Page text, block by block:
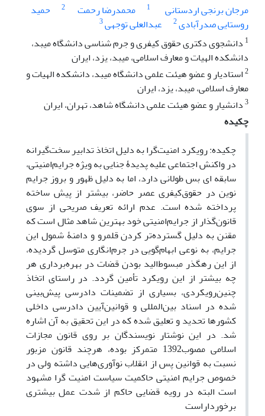
مرجان برنجی اردستانی
1 محمدرضا رحمت 2
حمید
روستایی صدرآبادی2 عبدالعلی توجهی3
1 دانشجوی دکتری حقوق کیفری و جرم شناسی دانشگاه میبد،
دانشکده الهیات و معارف اسلامی، میبد، یزد، ایران
2استادیار و عضو هیئت علمی دانشگاه میبد، دانشکده الهیات و
معارف اسلامی، میبد، یزد، ایران
3دانشیار و عضو هیئت علمی دانشگاه شاهد، تهران، ایران
چکیده
چکیده: رویکرد امنیت‌گرا به دلیل اتخاذ تدابیر سخت‌گیرانه
در واکنش اجتماعی علیه پدیدۀ جنایی به ویژه جرایم‌امنیتی،
سابقه ای بس طولانی دارد، اما به دلیل ظهور و بروز جرایم
نوین در حقوق‌کیفری عصر حاضر، بیشتر از پیش ساخته
پرداخته شده است. عدم ارائه تعریف صریحی از سوی
قانون‌گذار از جرایم‌امنیتی خود بهترین شاهد مثال است که
مقنن به دلیل گسترده‌تر کردن قلمرو و دامنۀ شمول این
جرایم، به نوعی ابهام‌گویی در جرم‌انگاری متوسل گردیده،
از این رهگذر مبسوط‌الید بودن قضات در بهره‌برداری هر
چه بیشتر از این رویکرد تأمین گردد. در راستای اتخاذ
چنین‌رویکردی، بسیاری از تضمینات دادرسی پیش‌بینی
شده در اسناد بین‌المللی و قوانین‌آیین دادرسی داخلی
کشورها تحدید و تعلیق شده که در این تحقیق به آن اشاره
شد. در این نوشتار نویسندگان بر روی قانون مجازات
اسلامی مصوب1392 متمرکز بوده، هرچند قانون مزبور
نسبت به قوانین پس از انقلاب نوآوری‌هایی داشته ولی در
خصوص جرایم امنیتی حاکمیت سیاست امنیت گرا مشهود
است البته در رویه قضایی حاکم از شدت عمل بیشتری
برخورداراست